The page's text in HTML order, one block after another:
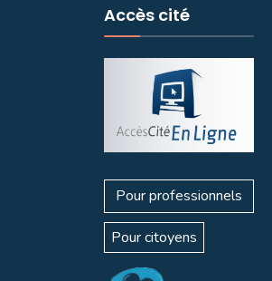
Accès cité
Pour professionnels
Pour citoyens